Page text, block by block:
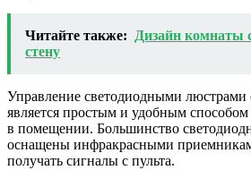
Читайте также:
Дизайн комнаты
стену
Управление светодиодными люстрами
является простым и удобным
в помещении. Большинство
оснащены инфракрасными
получать сигналы с пульта.